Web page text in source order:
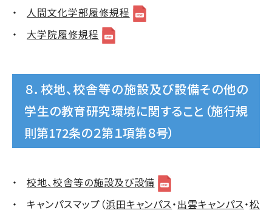
人間文化学部履修規程
大学院履修規程
８．校地、校舎等の施設及び設備その他の
学生の教育研究環境に関すること（施行規
則第172条の２第１項第８号）
校地、校舎等の施設及び設備
キャンパスマップ（浜田キャンパス・出雲キャンパス・松